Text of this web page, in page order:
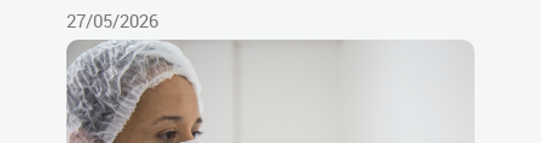
27/05/2026